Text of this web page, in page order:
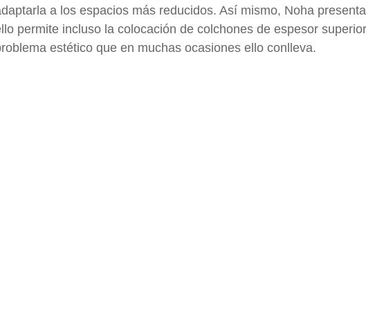
a los espacios más reducidos. Así mismo, Noha
permite incluso la colocación de colchones de espesor
estético que en muchas ocasiones ello conlleva.